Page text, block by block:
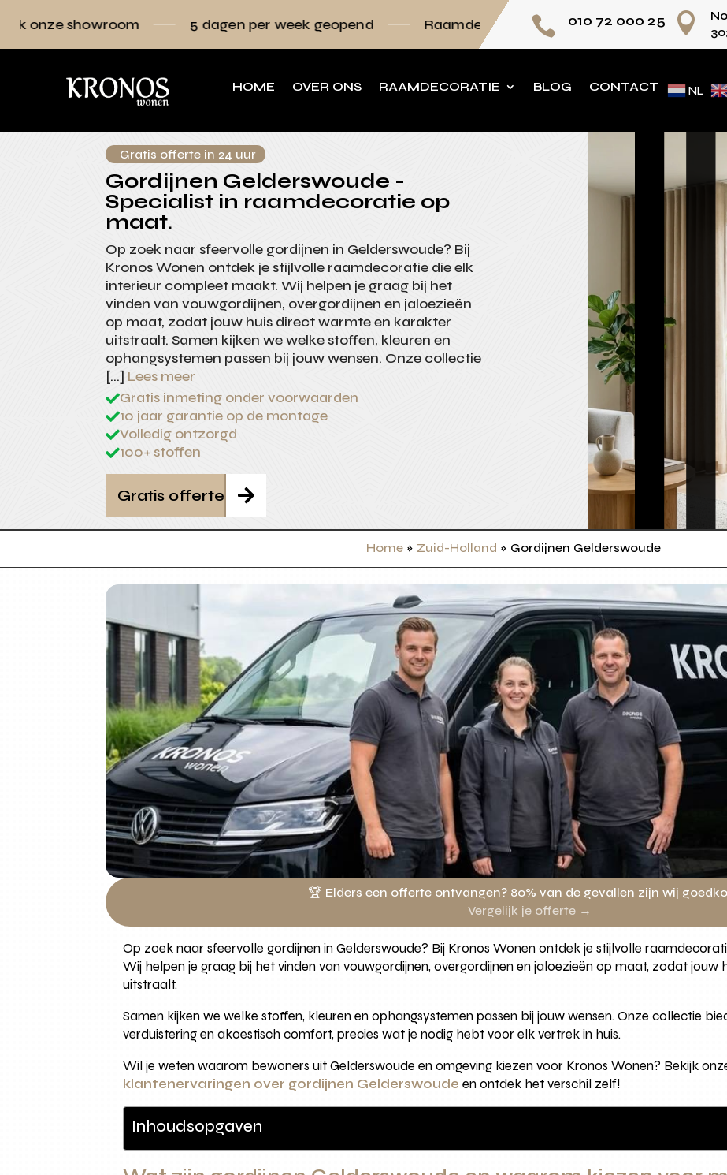
5 dagen per week geopend Raamdecoratie volledig op maat Persoonlijk
 010 72 000 25 
HOME OVER ONS RAAMDECORATIE BLOG CONTACT NL
Gratis offerte in 24 uur
Gordijnen Gelderswoude -
Specialist in raamdecoratie op
maat.
Op zoek naar sfeervolle gordijnen in Gelderswoude? Bij
Kronos Wonen ontdek je stijlvolle raamdecoratie die elk
interieur compleet maakt. Wij helpen je graag bij het
vinden van vouwgordijnen, overgordijnen en jaloezieën
op maat, zodat jouw huis direct warmte en karakter
uitstraalt. Samen kijken we welke stoffen, kleuren en
ophangsystemen passen bij jouw wensen. Onze collectie
[…] Lees meer
Gratis inmeting onder voorwaarden
10 jaar garantie op de montage
Volledig ontzorgd
100+ stoffen

Gratis offerte
Home » Zuid-Holland » Gordijnen Gelderswoude
🏆 Elders een offerte ontvangen? 80% van de gevallen zijn wij
Vergelijk je offerte →
Op zoek naar sfeervolle gordijnen in Gelderswoude? Bij Kronos Wonen ontdek je stijlvolle
Wij helpen je graag bij het vinden van vouwgordijnen, overgordijnen en jaloezieën op maat, zodat
uitstraalt.
Samen kijken we welke stoffen, kleuren en ophangsystemen passen bij jouw wensen. Onze collectie
verduistering en akoestisch comfort, precies wat je nodig hebt voor elk vertrek in huis.
Wil je weten waarom bewoners uit Gelderswoude en omgeving kiezen voor Kronos Wonen? Bekijk
klantenervaringen over gordijnen Gelderswoude en ontdek het verschil zelf!
Inhoudsopgaven